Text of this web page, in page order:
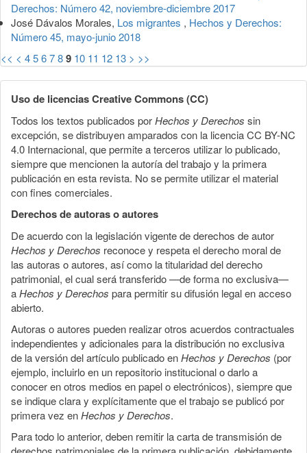
Derechos: Número 42, noviembre-diciembre 2017
José Dávalos Morales, Los migrantes , Hechos y Derechos:
Número 45, mayo-junio 2018
<< < 456789 10 11 12 13 > >>
Uso de licencias Creative Commons (CC)
Todos los textos publicados porHechos y Derechos sin
excepción, se distribuyen amparados con la licencia CC BY-NC
4.0 Internacional, que permite a terceros utilizar lo publicado,
siempre que mencionen la autoría del trabajo y la primera
publicación en esta revista. No se permite utilizar el material
con fines comerciales.
Derechos de autoras o autores
De acuerdo con la legislación vigente de derechos de autor
Hechos y Derechos reconoce y respeta el derecho moral de
las autoras o autores, así como la titularidad del derecho
patrimonial, el cual será transferido —de forma no exclusiva—
aHechos y Derechos para permitir su difusión legal en acceso
abierto.
Autoras o autores pueden realizar otros acuerdos contractuales
independientes y adicionales para la distribución no exclusiva
de la versión del artículo publicado enHechos y Derechos (por
ejemplo, incluirlo en un repositorio institucional o darlo a
conocer en otros medios en papel o electrónicos), siempre que
se indique clara y explícitamente que el trabajo se publicó por
primera vez enHechos y Derechos.
Para todo lo anterior, deben remitir la carta de transmisión de